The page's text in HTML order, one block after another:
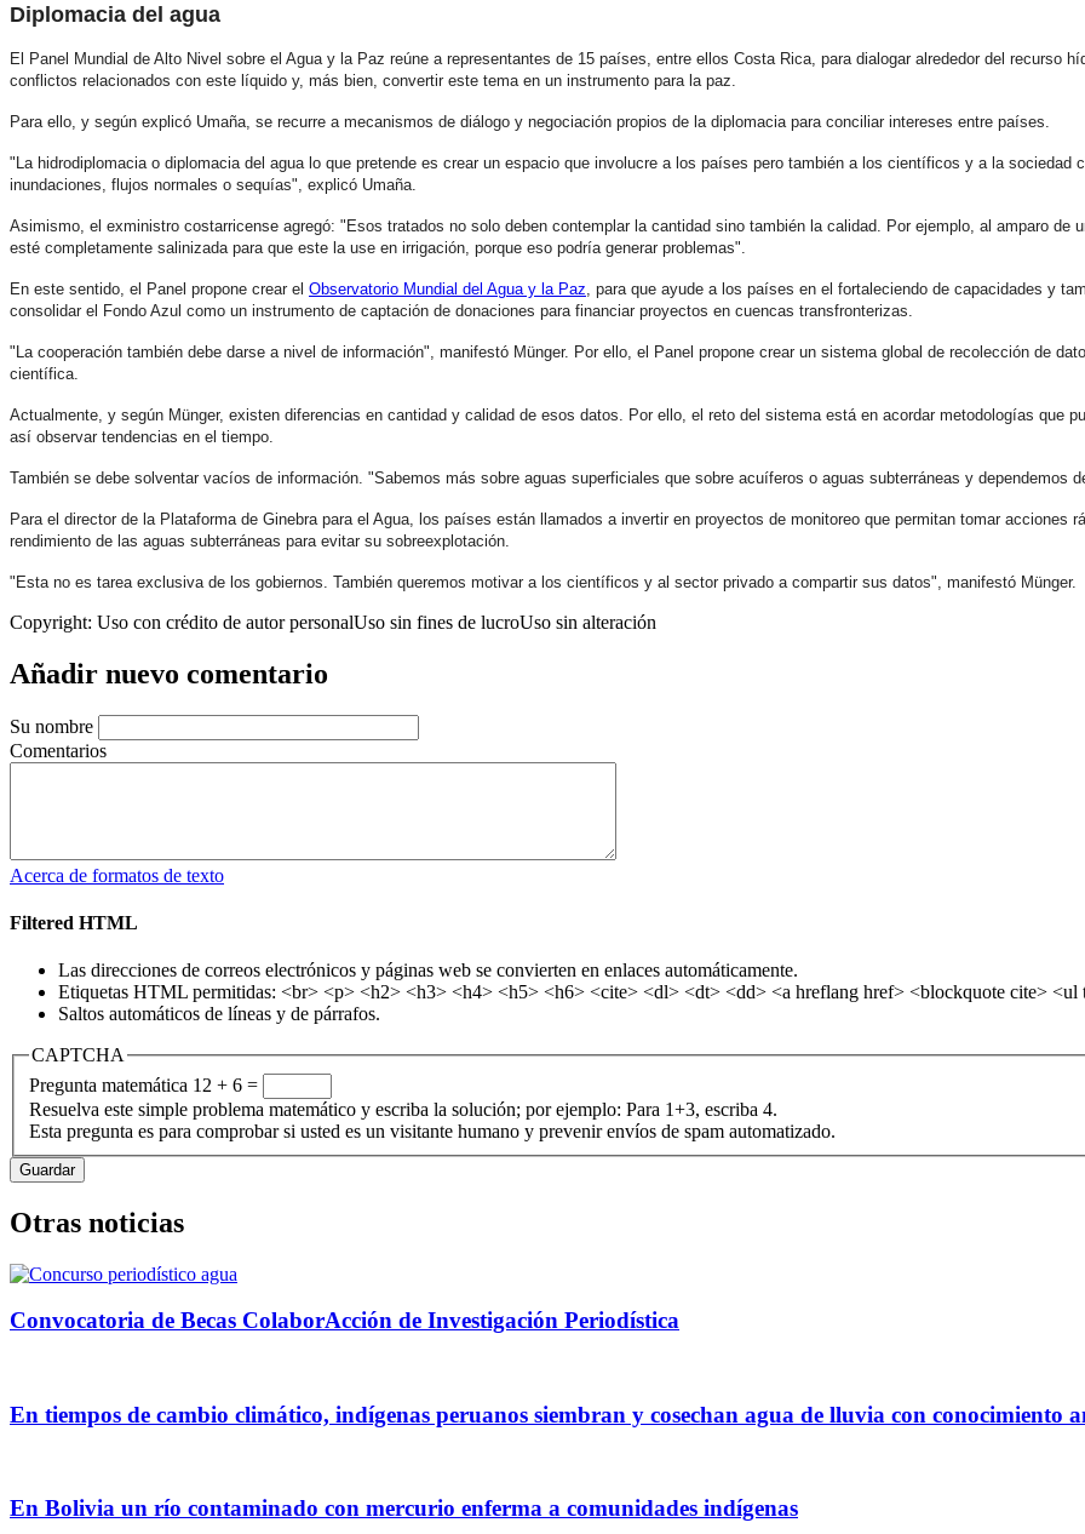
Diplomacia del agua
El Panel Mundial de Alto Nivel sobre el Agua y la Paz reúne a representantes de 15 países, entre ellos Costa Rica, para dialogar alrededor del
conflictos relacionados con este líquido y, más bien, convertir este tema en un instrumento para la paz.
Para ello, y según explicó Umaña, se recurre a mecanismos de diálogo y negociación propios de la diplomacia para conciliar intereses entre países.
"La hidrodiplomacia o diplomacia del agua lo que pretende es crear un espacio que involucre a los países pero también a los científicos y a la
inundaciones, flujos normales o sequías", explicó Umaña.
Asimismo, el exministro costarricense agregó: "Esos tratados no solo deben contemplar la cantidad sino también la calidad. Por ejemplo, al amparo de
esté completamente salinizada para que este la use en irrigación, porque eso podría generar problemas".
En este sentido, el Panel propone crear el Observatorio Mundial del Agua y la Paz , para que ayude a los países en el fortaleciendo de capacidades y
consolidar el Fondo Azul como un instrumento de captación de donaciones para financiar proyectos en cuencas transfronterizas.
"La cooperación también debe darse a nivel de información", manifestó Münger. Por ello, el Panel propone crear un sistema global de recolección de
científica.
Actualmente, y según Münger, existen diferencias en cantidad y calidad de esos datos. Por ello, el reto del sistema está en acordar metodologías que
así observar tendencias en el tiempo.
También se debe solventar vacíos de información. "Sabemos más sobre aguas superficiales que sobre acuíferos o aguas subterráneas y dependemos
Para el director de la Plataforma de Ginebra para el Agua, los países están llamados a invertir en proyectos de monitoreo que permitan tomar
rendimiento de las aguas subterráneas para evitar su sobreexplotación.
"Esta no es tarea exclusiva de los gobiernos. También queremos motivar a los científicos y al sector privado a compartir sus datos", manifestó Münger.
Copyright: Uso con crédito de autor personalUso sin fines de lucroUso sin alteración
Añadir nuevo comentario
Su nombre
Comentarios
Acerca de formatos de texto
Filtered HTML
Las direcciones de correos electrónicos y páginas web se convierten en enlaces automáticamente.
Etiquetas HTML permitidas: <br> <p> <h2> <h3> <h4> <h5> <h6> <cite> <dl> <dt> <dd> <a hreflang href> <blockquote cite>
Saltos automáticos de líneas y de párrafos.
CAPTCHA
Pregunta matemática 12 + 6 =
Resuelva este simple problema matemático y escriba la solución; por ejemplo: Para 1+3, escriba 4.
Esta pregunta es para comprobar si usted es un visitante humano y prevenir envíos de spam automatizado.
Otras noticias
Convocatoria de Becas ColaborAcción de Investigación Periodística
En tiempos de cambio climático, indígenas peruanos siembran y cosechan agua de lluvia con conocimiento
En Bolivia un río contaminado con mercurio enferma a comunidades indígenas